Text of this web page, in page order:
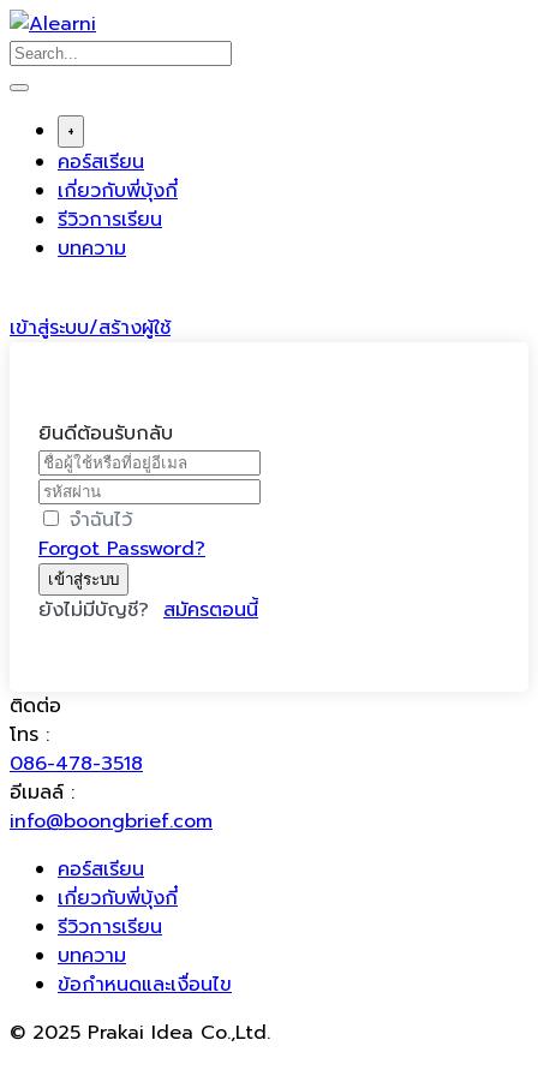
Skip
to
content
+
คอร์สเรียน
เกี่ยวกับพี่บุ้งกี๋
รีวิวการเรียน
บทความ
เข้าสู่ระบบ/สร้างผู้ใช้
ยินดีต้อนรับกลับ
จำฉันไว้
Forgot Password?
เข้าสู่ระบบ
ยังไม่มีบัญชี? สมัครตอนนี้
ติดต่อ
โทร :
086-478-3518
อีเมลล์ :
info@boongbrief.com
คอร์สเรียน
เกี่ยวกับพี่บุ้งกี๋
รีวิวการเรียน
บทความ
ข้อกำหนดและเงื่อนไข
© 2025 Prakai Idea Co.,Ltd.